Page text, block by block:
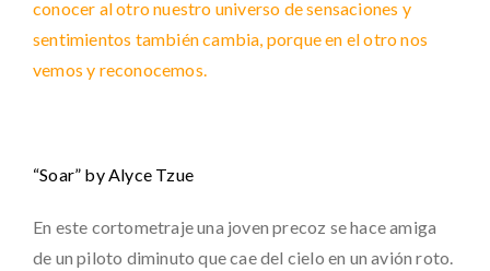
conocer al otro nuestro universo de sensaciones y
sentimientos también cambia, porque en el otro nos
vemos y reconocemos.
“Soar” by Alyce Tzue
En este cortometraje una joven precoz se hace amiga
de un piloto diminuto que cae del cielo en un avión roto.